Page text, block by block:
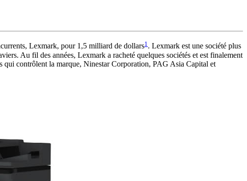
Lexmark, pour 1,5 milliard de dollars1 . Lexmark est une société plus
Au fil des années, Lexmark a racheté quelques sociétés et est finalement
qui contrôlent la marque, Ninestar Corporation, PAG Asia Capital et